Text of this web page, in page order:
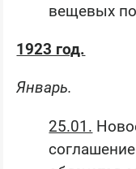
вещевых
1923 год.
Январь.
25.01.